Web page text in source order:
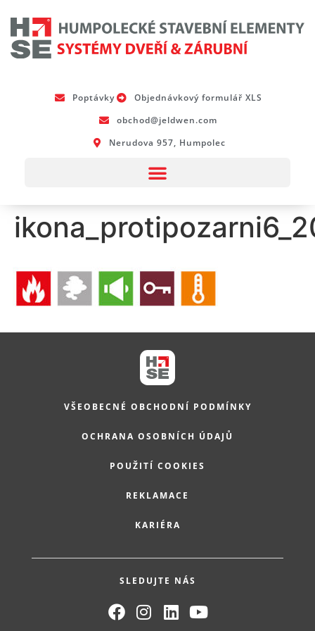
Poptávky
Objednávkový formulář XLS
obchod@jeldwen.com
Nerudova 957, Humpolec
VŠEOBECNÉ OBCHODNÍ PODMÍNKY
OCHRANA OSOBNÍCH ÚDAJŮ
POUŽITÍ COOKIES
REKLAMACE
KARIÉRA
SLEDUJTE NÁS